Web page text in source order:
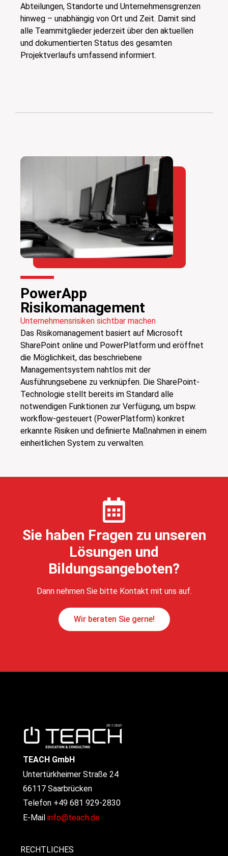
Abteilungen, Standorte und Unternehmensgrenzen
hinweg – unabhängig von Ort und Zeit. Damit sind
alle Teammitglieder jederzeit über den aktuellen
und dokumentierten Status des gesamten
Projektverlaufs umfassend informiert.
PowerApp
Risikomanagement
Unternehmensrisiken sichtbar machen
Das Risikomanagement basiert auf Microsoft
SharePoint online und PowerPlatform und eröffnet
die Möglichkeit, das beschriebene
Managementsystem nahtlos mit der
Ausführungsebene zu verknüpfen. Die SharePoint-
Technologie stellt bereits im Standard alle
notwendigen Funktionen zur Verfügung, um bspw.
workflow-gesteuert (PowerPlatform) konkret
erkannte Risiken und definierte Maßnahmen in einem
einheitlichen System zu verwalten.
Sie haben Fragen zu unseren
Lösungen und
Bildungsangeboten?
Dann nehmen Sie bitte Kontakt mit uns auf.
Wir beraten Sie gerne!
TEACH GmbH
Untertürkheimer Straße 24
66117 Saarbrücken
Telefon +49 681 929-2830
E-Mail info@teach.de
RECHTLICHES